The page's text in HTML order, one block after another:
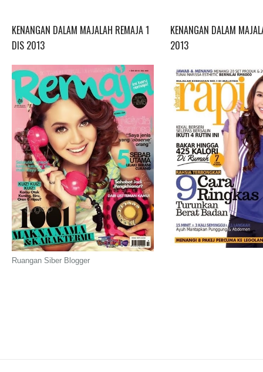
KENANGAN DALAM MAJALAH REMAJA 1
DIS 2013
Ruangan Siber Blogger
KENANGAN DALAM
2013